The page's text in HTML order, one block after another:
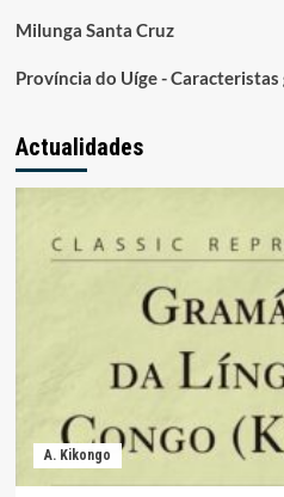
Milunga Santa Cruz
Província do Uíge - Caracteristas
Actualidades
A. Kikongo